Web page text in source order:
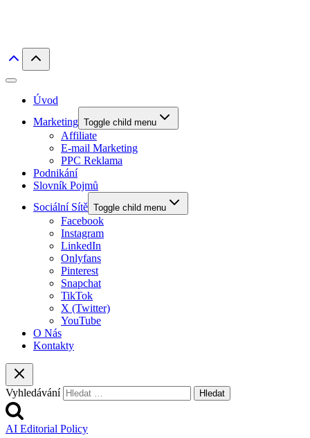
Úvod
Marketing Toggle child menu
Affiliate
E-mail Marketing
PPC Reklama
Podnikání
Slovník Pojmů
Sociální Sítě Toggle child menu
Facebook
Instagram
LinkedIn
Onlyfans
Pinterest
Snapchat
TikTok
X (Twitter)
YouTube
O Nás
Kontakty
Vyhledávání
AI Editorial Policy